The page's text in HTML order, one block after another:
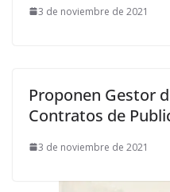
3 de noviembre de 2021
Proponen Gestor
Contratos de
3 de noviembre de 2021